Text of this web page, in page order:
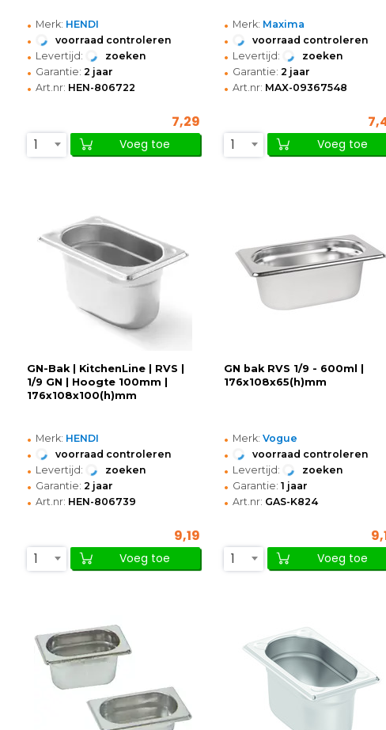
• Merk: HENDI
• voorraad controleren
• Levertijd: zoeken
• Garantie: 2 jaar
• Art.nr: HEN-806722
7,29
1
Voeg toe
• Merk: Maxima
• voorraad controleren
• Levertijd: zoeken
• Garantie: 2 jaar
• Art.nr: MAX-09367548
1
Voeg toe
GN-Bak | KitchenLine | RVS |
1/9 GN | Hoogte 100mm |
176x108x100(h)mm
• Merk: HENDI
• voorraad controleren
• Levertijd: zoeken
• Garantie: 2 jaar
• Art.nr: HEN-806739
9,19
1
Voeg toe
GN bak RVS 1/9 - 600ml |
176x108x65(h)mm
• Merk: Vogue
• voorraad controleren
• Levertijd: zoeken
• Garantie: 1 jaar
• Art.nr: GAS-K824
1
Voeg toe